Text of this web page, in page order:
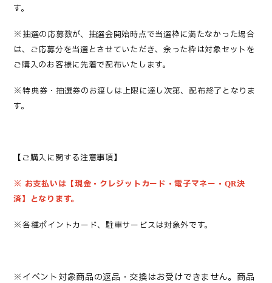
す。
※ 抽選の応募数が、抽選会開始時点で当選枠に満たなかった場合
は、ご応募分を当選とさせていただき、余った枠は対象セットを
ご購入のお客様に先着で配布いたします。
※特典券 ・抽選券のお渡しは上限に達し次第、配布終了となりま
す。
【ご購入に関する注意事項】
※ お支払いは【現金・クレジットカード・電子マネー・ QR決
済】となります。
※各種ポイントカード、駐車サービスは対象外です。
※イベント対象商品の返品・交換はお受けできません。商品